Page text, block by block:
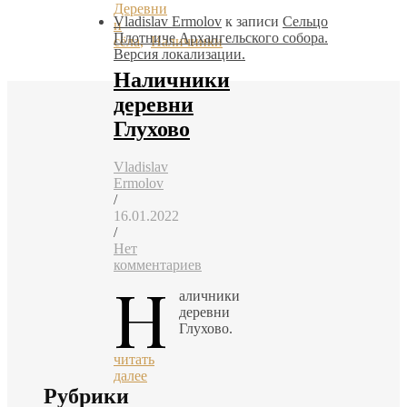
Деревни
и
сёла,Наличники
Наличники
деревни
Глухово
Vladislav
Ermolov
/
16.01.2022
/
Нет
комментариев
Н
аличники
деревни
Глухово.
читать
далее
Vladislav Ermolov к записи Сельцо
Плотниче Архангельского собора.
Версия локализации.
Рубрики